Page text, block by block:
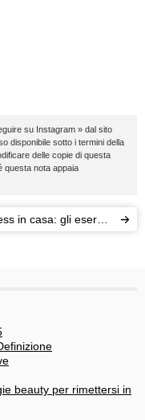
su Instagram » dal sito
disponibile sotto i termini della
delle copie di questa
questa nota appaia
in casa: gli esercizi
beauty per rimettersi in